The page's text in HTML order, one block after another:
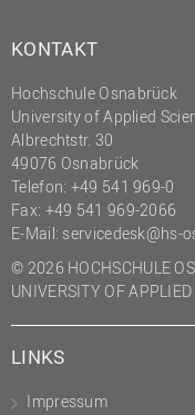
KONTAKT
Hochschule Osnabrück
University of Applied
Albrechtstr. 30
49076 Osnabrück
Telefon: +49 541 969-0
Fax: +49 541 969-2066
E-Mail: servicedesk@hs-
© 2026 HOCHSCHULE
UNIVERSITY OF
LINKS
Impressum